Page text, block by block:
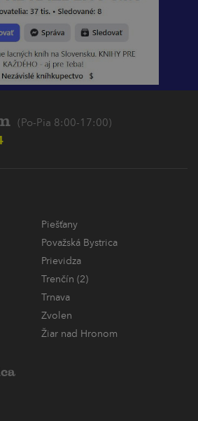
(Po-Pia 8:00-17:00)
Piešťany
Považská Bystrica
Prievidza
Trenčín (2)
Trnava
Zvolen
Žiar nad Hronom